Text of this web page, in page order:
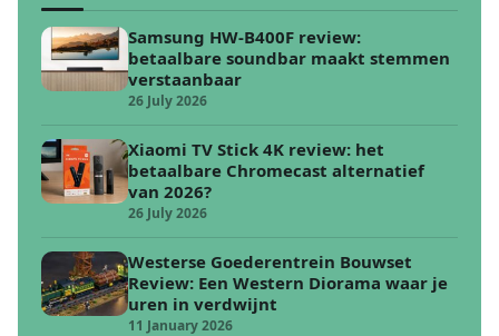
Samsung HW-B400F review:
betaalbare soundbar maakt stemmen
verstaanbaar
26 July 2026
Xiaomi TV Stick 4K review: het
betaalbare Chromecast alternatief
van 2026?
26 July 2026
Westerse Goederentrein Bouwset
Review: Een Western Diorama waar je
uren in verdwijnt
11 January 2026